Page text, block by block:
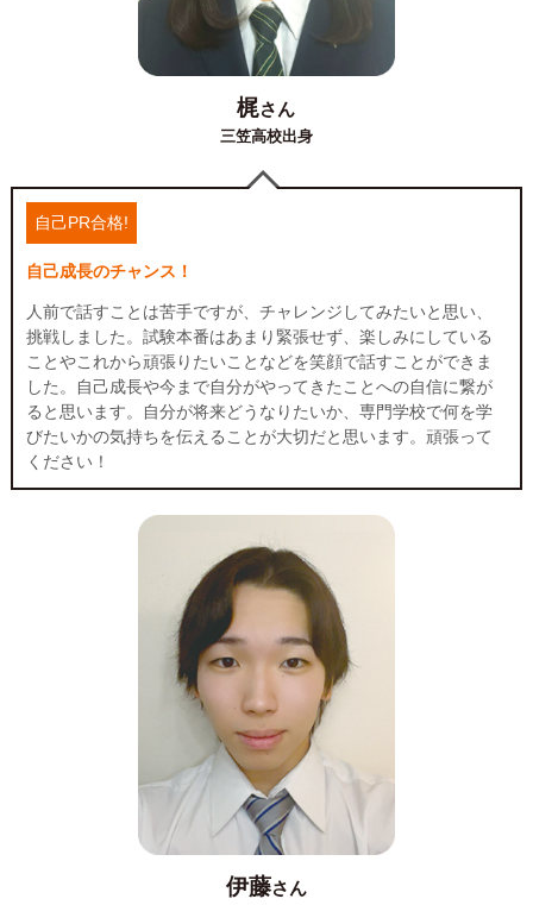
梶さん
三笠高校出身
自己PR合格!
自己成長のチャンス！
人前で話すことは苦手ですが、チャレンジしてみたいと思い、
挑戦しました。試験本番はあまり緊張せず、楽しみにしている
ことやこれから頑張りたいことなどを笑顔で話すことができま
した。自己成長や今まで自分がやってきたことへの自信に繋が
ると思います。自分が将来どうなりたいか、専門学校で何を学
びたいかの気持ちを伝えることが大切だと思います。頑張って
ください！
伊藤さん